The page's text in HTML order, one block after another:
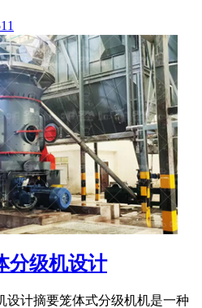
分级机设计
设计摘要笼体式分级机机是一种